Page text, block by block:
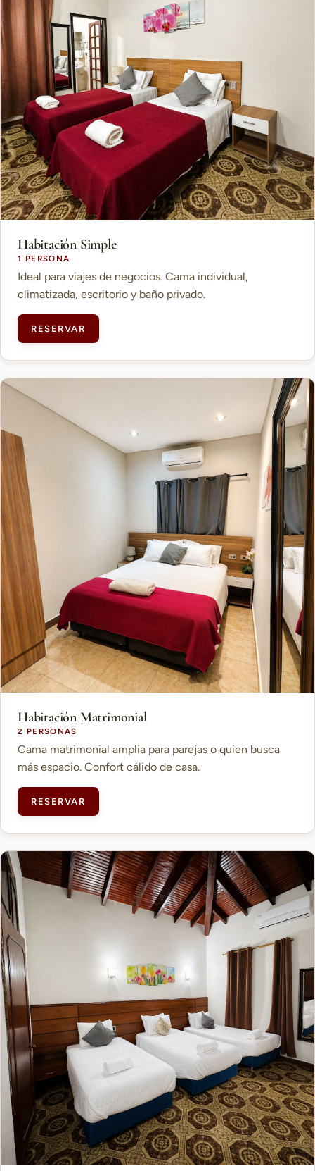
Habitación Simple
1 PERSONA
Ideal para viajes de negocios. Cama individual,
climatizada, escritorio y baño privado.
RESERVAR
Habitación Matrimonial
2 PERSONAS
Cama matrimonial amplia para parejas o quien busca
más espacio. Confort cálido de casa.
RESERVAR